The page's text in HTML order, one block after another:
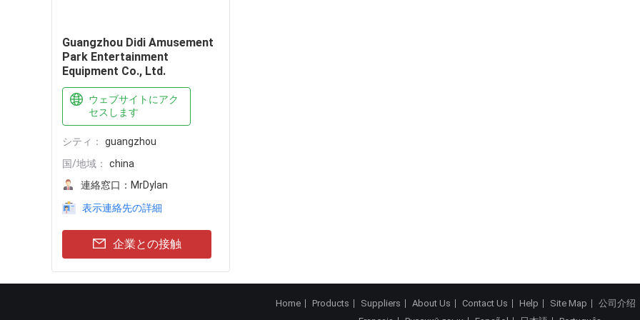
Guangzhou Didi Amusement
Park Entertainment
Equipment Co., Ltd.
ウェブサイトにアク
セスします
シティ：
guangzhou
国/地域：
china
連絡窓口： MrDylan
表示連絡先の詳細
企業との接触
Home Products Suppliers About Us Contact Us Help Site Map
公司介绍